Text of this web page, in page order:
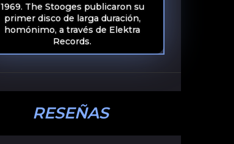
1969. The Stooges publicaron su
primer disco de larga duración,
homónimo, a través de Elektra
Records.
RESEÑAS